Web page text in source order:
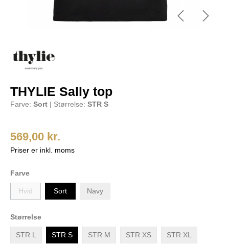
THYLIE Sally top
Farve: Sort | Størrelse: STR S
569,00 kr.
Priser er inkl. moms
Farve
Hvid Sort Navy
Størrelse
STR L STR S STR M STR XS STR XL